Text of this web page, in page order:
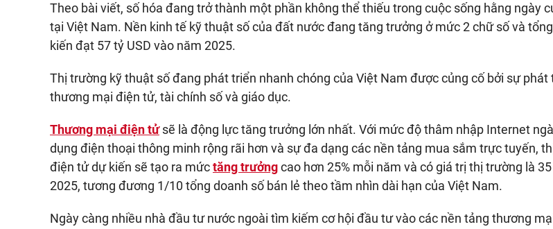
Theo bài viết, số hóa đang trở thành một phần không thể thiếu trong cuộc sống hằng ngày
tại Việt Nam. Nền kinh tế kỹ thuật số của đất nước đang tăng trưởng ở mức 2 chữ số và
kiến đạt 57 tỷ USD vào năm 2025.
Thị trường kỹ thuật số đang phát triển nhanh chóng của Việt Nam được củng cố bởi sự phát
thương mại điện tử, tài chính số và giáo dục.
Thương mại điện tửsẽ là động lực tăng trưởng lớn nhất. Với mức độ thâm nhập Internet
dụng điện thoại thông minh rộng rãi hơn và sự đa dạng các nền tảng mua sắm trực tuyến,
điện tử dự kiến sẽ tạo ra mứctăng trưởngcao hơn 25% mỗi năm và có giá trị thị trường là
2025, tương đương 1/10 tổng doanh số bán lẻ theo tầm nhìn dài hạn của Việt Nam.
Ngày càng nhiều nhà đầu tư nước ngoài tìm kiếm cơ hội đầu tư vào các nền tảng thương